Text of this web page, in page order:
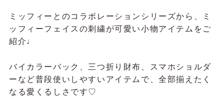
ミッフィーとのコラボレーションシリーズから、ミ
ッフィーフェイスの刺繍が可愛い小物アイテムをご
紹介♩
バイカラーバック、三つ折り財布、スマホショルダ
ーなど普段使いしやすいアイテムで、全部揃えたく
なる愛くるしさです♡